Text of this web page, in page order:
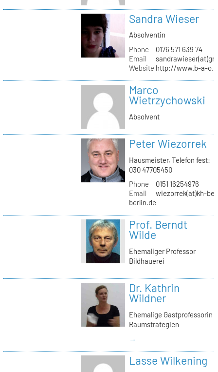
Sandra Wieser
Absolventin
Phone
0176 571 639 74
Email
Website http://www.b-a-
Marco
Wietrzychowski
Absolvent
Peter Wiezorrek
Hausmeister, Telefon fest:
030 47705450
Phone
0151 16254976
Email
wiezorrek(at)kh-
berlin.de
Prof. Berndt
Wilde
Ehemaliger Professor
Bildhauerei
Dr. Kathrin
Wildner
Ehemalige Gastprofessorin
Raumstrategien
→
Lasse Wilkening